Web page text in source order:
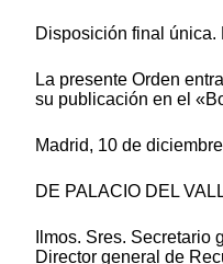
Disposición final única.
La presente Orden
su publicación en el
Madrid, 10 de
DE PALACIO DEL
Ilmos. Sres.
Director general de